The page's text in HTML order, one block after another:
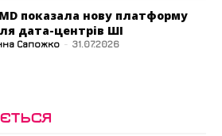
показала нову платформу
дата-центрів ШІ
Сапожко - 31.07.2026